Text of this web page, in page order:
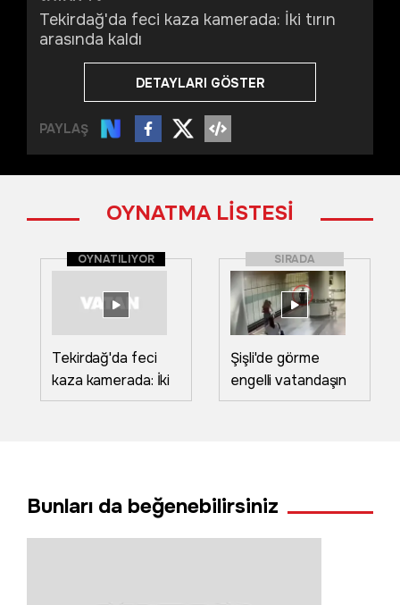
Tekirdağ'da feci kaza kamerada: İki tırın
arasında kaldı
DETAYLARI GÖSTER
PAYLAŞ
OYNATMA LİSTESİ
OYNATILIYOR
Tekirdağ'da feci
kaza kamerada: İki
tırın arasında kaldı
SIRADA
Şişli'de görme
engelli vatandaşın
metro raylarına
Bunları da beğenebilirsiniz